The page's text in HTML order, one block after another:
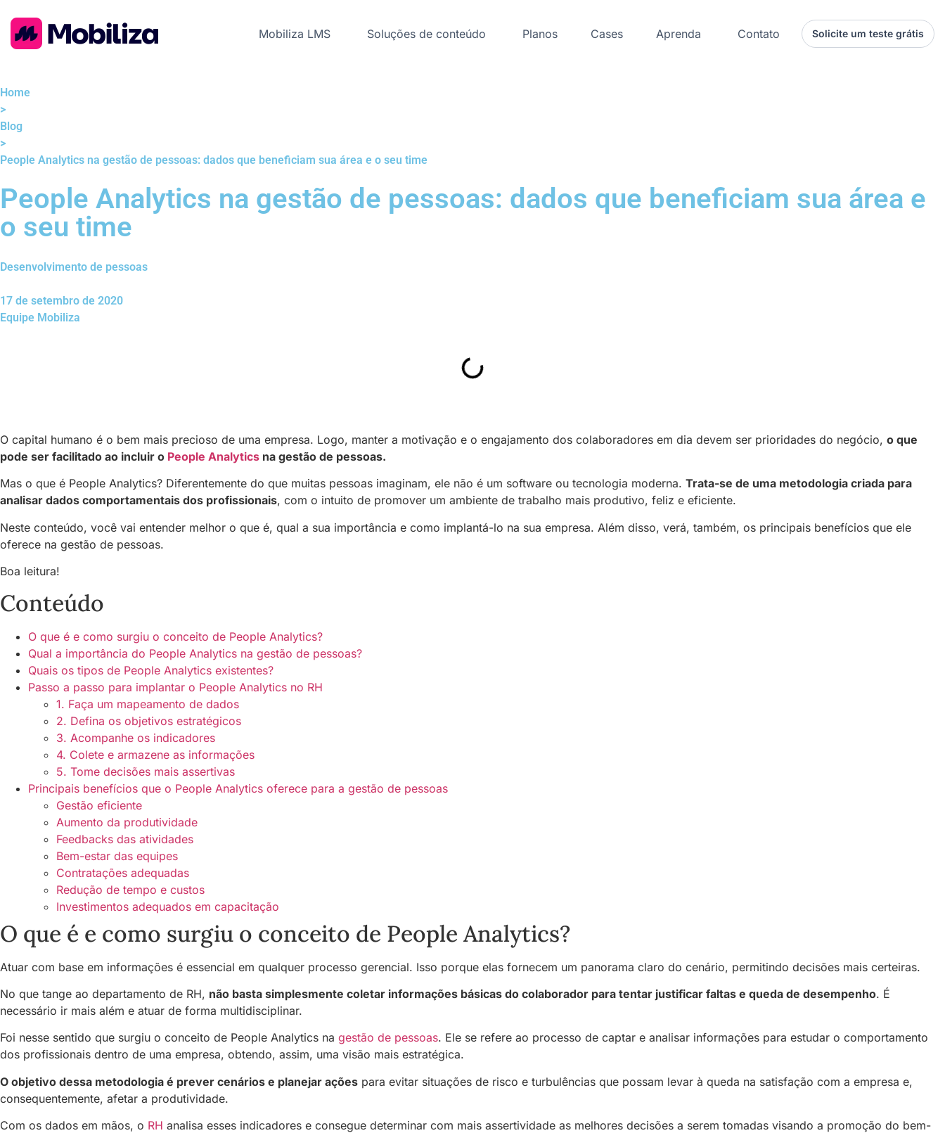
Mobiliza LMS Soluções de conteúdo Planos Cases Aprenda Contato Solicite um teste grátis
Home
>
Blog
>
People Analytics na gestão de pessoas: dados que beneficiam sua área e o seu time
People Analytics na gestão de pessoas: dados que beneficiam sua área e
o seu time
Desenvolvimento de pessoas
17 de setembro de 2020
Equipe Mobiliza
O capital humano é o bem mais precioso de uma empresa. Logo, manter a motivação e o engajamento dos colaboradores em dia devem ser prioridades do negócio, o que
pode ser facilitado ao incluir o People Analytics na gestão de pessoas.
Mas o que é People Analytics? Diferentemente do que muitas pessoas imaginam, ele não é um software ou tecnologia moderna. Trata-se de uma metodologia criada para
analisar dados comportamentais dos profissionais, com o intuito de promover um ambiente de trabalho mais produtivo, feliz e eficiente.
Neste conteúdo, você vai entender melhor o que é, qual a sua importância e como implantá-lo na sua empresa. Além disso, verá, também, os principais benefícios que ele
oferece na gestão de pessoas.
Boa leitura!
Conteúdo
O que é e como surgiu o conceito de People Analytics?
Qual a importância do People Analytics na gestão de pessoas?
Quais os tipos de People Analytics existentes?
Passo a passo para implantar o People Analytics no RH
1. Faça um mapeamento de dados
2. Defina os objetivos estratégicos
3. Acompanhe os indicadores
4. Colete e armazene as informações
5. Tome decisões mais assertivas
Principais benefícios que o People Analytics oferece para a gestão de pessoas
Gestão eficiente
Aumento da produtividade
Feedbacks das atividades
Bem-estar das equipes
Contratações adequadas
Redução de tempo e custos
Investimentos adequados em capacitação
O que é e como surgiu o conceito de People Analytics?
Atuar com base em informações é essencial em qualquer processo gerencial. Isso porque elas fornecem um panorama claro do cenário, permitindo decisões mais certeiras.
No que tange ao departamento de RH, não basta simplesmente coletar informações básicas do colaborador para tentar justificar faltas e queda de desempenho. É
necessário ir mais além e atuar de forma multidisciplinar.
Foi nesse sentido que surgiu o conceito de People Analytics na gestão de pessoas. Ele se refere ao processo de captar e analisar informações para estudar o comportamento
dos profissionais dentro de uma empresa, obtendo, assim, uma visão mais estratégica.
O objetivo dessa metodologia é prever cenários e planejar ações para evitar situações de risco e turbulências que possam levar à queda na satisfação com a empresa e,
consequentemente, afetar a produtividade.
Com os dados em mãos, o RH analisa esses indicadores e consegue determinar com mais assertividade as melhores decisões a serem tomadas visando a promoção do bem-